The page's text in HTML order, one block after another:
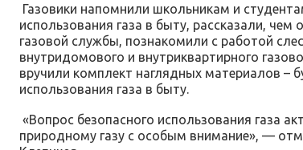
Газовики напомнили школьникам и
использования газа в быту, рассказали,
газовой службы, познакомили с работой
внутридомового и внутриквартирного
вручили комплект наглядных материалов –
использования газа в быту.
«Вопрос безопасного использования газа
природному газу с особым внимание», —